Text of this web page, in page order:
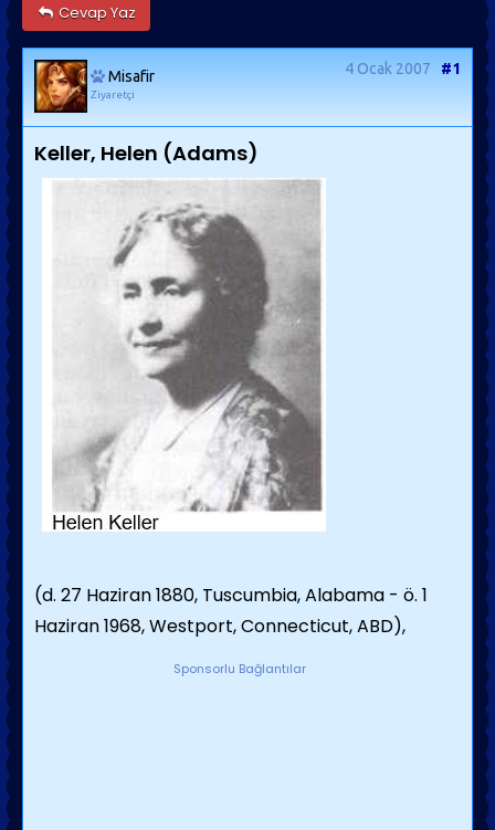
Cevap Yaz
Misafir
Ziyaretçi
4 Ocak 2007 #1
Keller, Helen (Adams)
(d. 27 Haziran 1880, Tuscumbia, Alabama - ö. 1
Haziran 1968, Westport, Connecticut, ABD),
Sponsorlu Bağlantılar